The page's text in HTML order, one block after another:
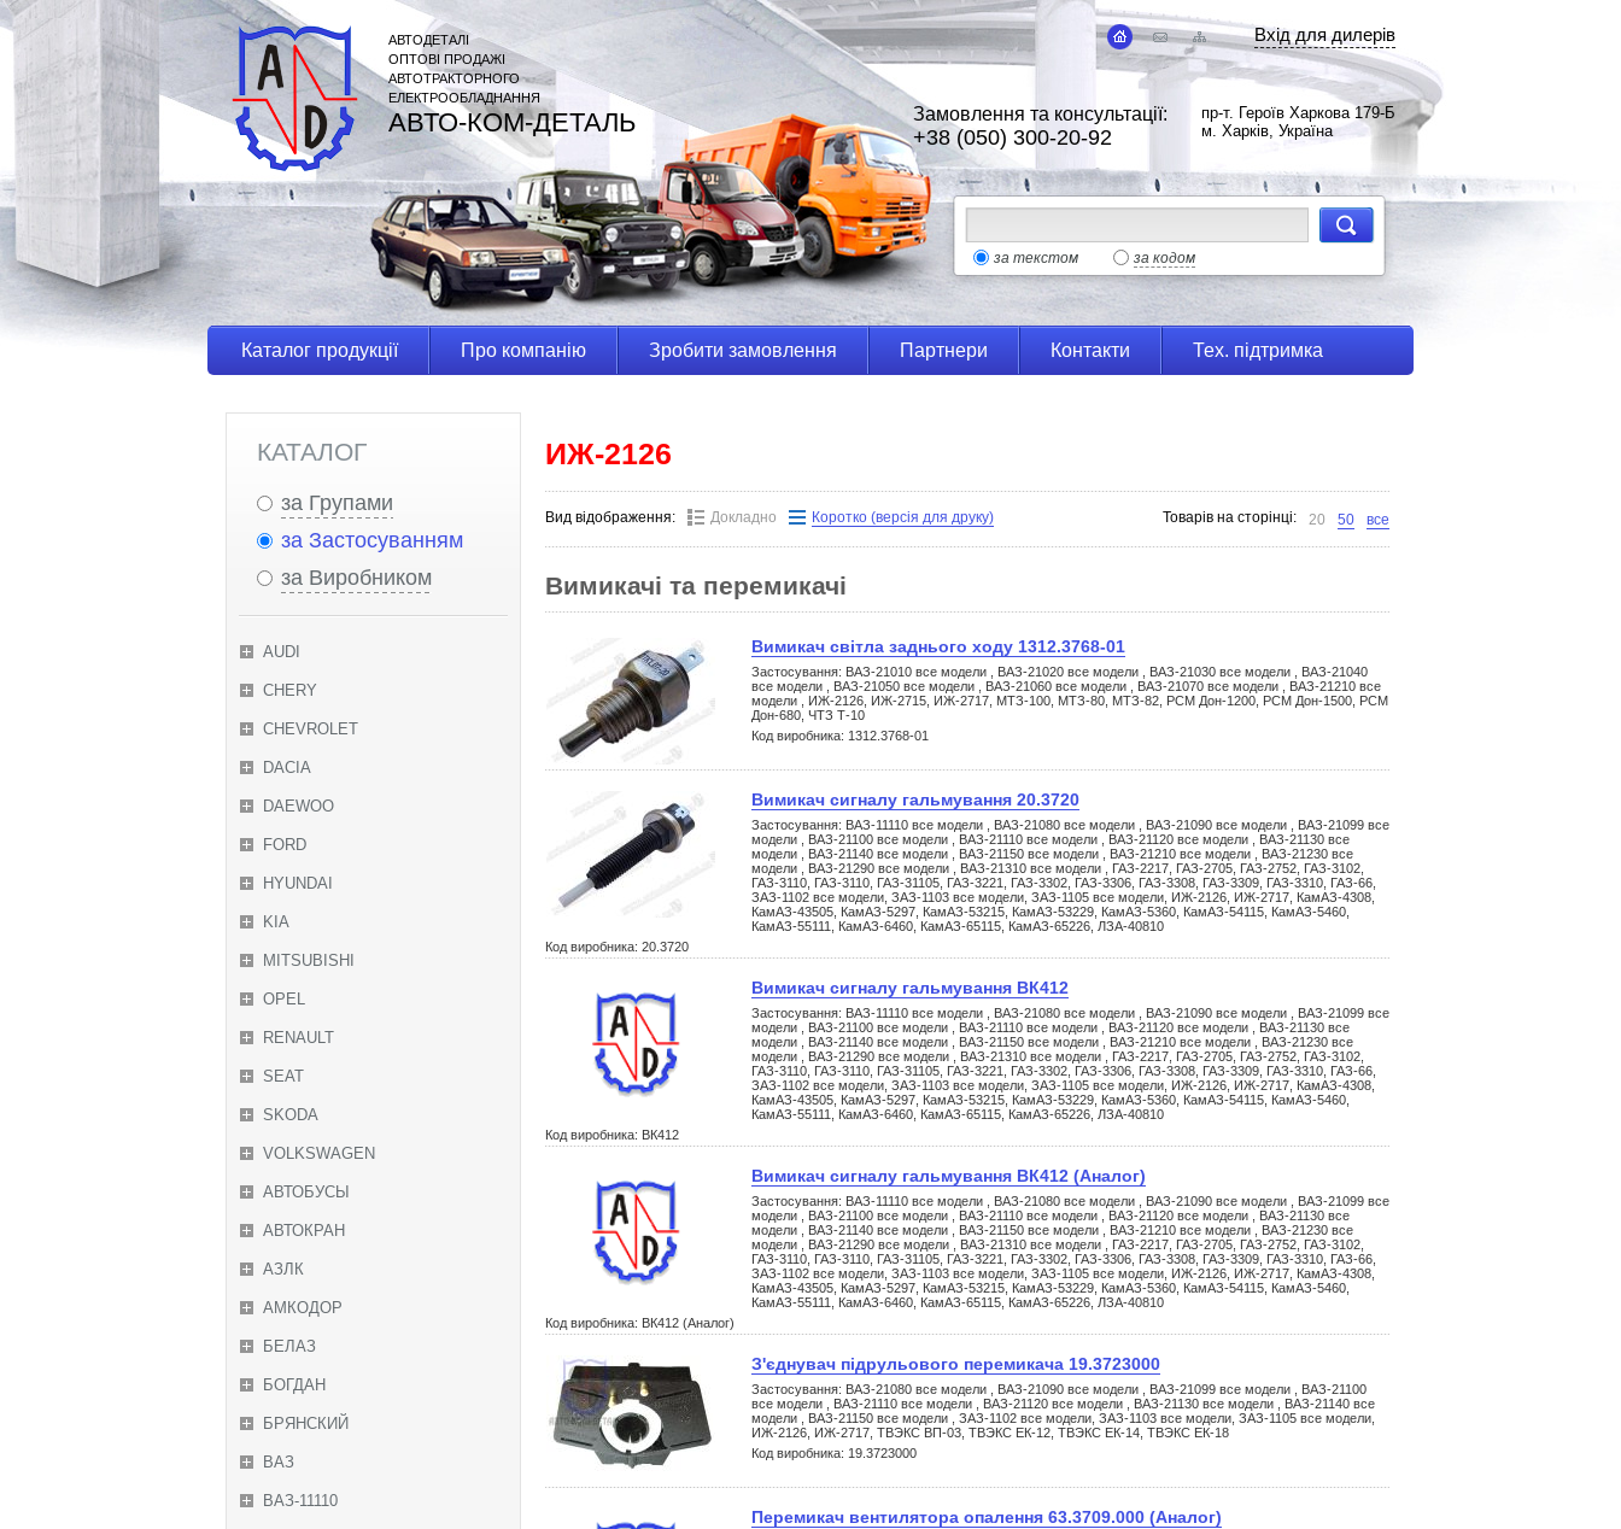
АВТОДЕТАЛІ
ОПТОВІ ПРОДАЖІ
АВТОТРАКТОРНОГО
ЕЛЕКТРООБЛАДНАННЯ
АВТО-КОМ-ДЕТАЛЬ
Вхід для дилерів
Замовлення та консультації:
+38 (050) 300-20-92
пр-т. Героїв Харкова 179-Б
м. Харків, Україна
за текстом за кодом
Каталог продукції Про компанію Зробити замовлення Партнери Контакти Тех. підтримка
КАТАЛОГ
за Групами
за Застосуванням
за Виробником
AUDI
CHERY
CHEVROLET
DACIA
DAEWOO
FORD
HYUNDAI
KIA
MITSUBISHI
OPEL
RENAULT
SEAT
SKODA
VOLKSWAGEN
АВТОБУСЫ
АВТОКРАН
АЗЛК
АМКОДОР
БЕЛАЗ
БОГДАН
БРЯНСКИЙ
ВАЗ
ВАЗ-11110
ИЖ-2126
Вид відображення: Докладно Коротко (версія для друку) Товарів на сторінці: 20 50 все
Вимикачі та перемикачі
Вимикач світла заднього ходу 1312.3768-01
Застосування: ВАЗ-21010 все модели , ВАЗ-21020 все модели , ВАЗ-21030 все модели , ВАЗ-21040
все модели , ВАЗ-21050 все модели , ВАЗ-21060 все модели , ВАЗ-21070 все модели , ВАЗ-21210 все
модели , ИЖ-2126, ИЖ-2715, ИЖ-2717, МТЗ-100, МТЗ-80, МТЗ-82, РСМ Дон-1200, РСМ Дон-1500, РСМ
Дон-680, ЧТЗ Т-10
Код виробника: 1312.3768-01
Вимикач сигналу гальмування 20.3720
Застосування: ВАЗ-11110 все модели , ВАЗ-21080 все модели , ВАЗ-21090 все модели , ВАЗ-21099 все
модели , ВАЗ-21100 все модели , ВАЗ-21110 все модели , ВАЗ-21120 все модели , ВАЗ-21130 все
модели , ВАЗ-21140 все модели , ВАЗ-21150 все модели , ВАЗ-21210 все модели , ВАЗ-21230 все
модели , ВАЗ-21290 все модели , ВАЗ-21310 все модели , ГАЗ-2217, ГАЗ-2705, ГАЗ-2752, ГАЗ-3102,
ГАЗ-3110, ГАЗ-3110, ГАЗ-31105, ГАЗ-3221, ГАЗ-3302, ГАЗ-3306, ГАЗ-3308, ГАЗ-3309, ГАЗ-3310, ГАЗ-66,
ЗАЗ-1102 все модели, ЗАЗ-1103 все модели, ЗАЗ-1105 все модели, ИЖ-2126, ИЖ-2717, КамАЗ-4308,
КамАЗ-43505, КамАЗ-5297, КамАЗ-53215, КамАЗ-53229, КамАЗ-5360, КамАЗ-54115, КамАЗ-5460,
КамАЗ-55111, КамАЗ-6460, КамАЗ-65115, КамАЗ-65226, ЛЗА-40810
Код виробника: 20.3720
Вимикач сигналу гальмування ВК412
Застосування: ВАЗ-11110 все модели , ВАЗ-21080 все модели , ВАЗ-21090 все модели , ВАЗ-21099 все
модели , ВАЗ-21100 все модели , ВАЗ-21110 все модели , ВАЗ-21120 все модели , ВАЗ-21130 все
модели , ВАЗ-21140 все модели , ВАЗ-21150 все модели , ВАЗ-21210 все модели , ВАЗ-21230 все
модели , ВАЗ-21290 все модели , ВАЗ-21310 все модели , ГАЗ-2217, ГАЗ-2705, ГАЗ-2752, ГАЗ-3102,
ГАЗ-3110, ГАЗ-3110, ГАЗ-31105, ГАЗ-3221, ГАЗ-3302, ГАЗ-3306, ГАЗ-3308, ГАЗ-3309, ГАЗ-3310, ГАЗ-66,
ЗАЗ-1102 все модели, ЗАЗ-1103 все модели, ЗАЗ-1105 все модели, ИЖ-2126, ИЖ-2717, КамАЗ-4308,
КамАЗ-43505, КамАЗ-5297, КамАЗ-53215, КамАЗ-53229, КамАЗ-5360, КамАЗ-54115, КамАЗ-5460,
КамАЗ-55111, КамАЗ-6460, КамАЗ-65115, КамАЗ-65226, ЛЗА-40810
Код виробника: ВК412
Вимикач сигналу гальмування ВК412 (Аналог)
Застосування: ВАЗ-11110 все модели , ВАЗ-21080 все модели , ВАЗ-21090 все модели , ВАЗ-21099 все
модели , ВАЗ-21100 все модели , ВАЗ-21110 все модели , ВАЗ-21120 все модели , ВАЗ-21130 все
модели , ВАЗ-21140 все модели , ВАЗ-21150 все модели , ВАЗ-21210 все модели , ВАЗ-21230 все
модели , ВАЗ-21290 все модели , ВАЗ-21310 все модели , ГАЗ-2217, ГАЗ-2705, ГАЗ-2752, ГАЗ-3102,
ГАЗ-3110, ГАЗ-3110, ГАЗ-31105, ГАЗ-3221, ГАЗ-3302, ГАЗ-3306, ГАЗ-3308, ГАЗ-3309, ГАЗ-3310, ГАЗ-66,
ЗАЗ-1102 все модели, ЗАЗ-1103 все модели, ЗАЗ-1105 все модели, ИЖ-2126, ИЖ-2717, КамАЗ-4308,
КамАЗ-43505, КамАЗ-5297, КамАЗ-53215, КамАЗ-53229, КамАЗ-5360, КамАЗ-54115, КамАЗ-5460,
КамАЗ-55111, КамАЗ-6460, КамАЗ-65115, КамАЗ-65226, ЛЗА-40810
Код виробника: ВК412 (Аналог)
З'єднувач підрульового перемикача 19.3723000
Застосування: ВАЗ-21080 все модели , ВАЗ-21090 все модели , ВАЗ-21099 все модели , ВАЗ-21100
все модели , ВАЗ-21110 все модели , ВАЗ-21120 все модели , ВАЗ-21130 все модели , ВАЗ-21140 все
модели , ВАЗ-21150 все модели , ЗАЗ-1102 все модели, ЗАЗ-1103 все модели, ЗАЗ-1105 все модели,
ИЖ-2126, ИЖ-2717, ТВЭКС ВП-03, ТВЭКС ЕК-12, ТВЭКС ЕК-14, ТВЭКС ЕК-18
Код виробника: 19.3723000
Перемикач вентилятора опалення 63.3709.000 (Аналог)